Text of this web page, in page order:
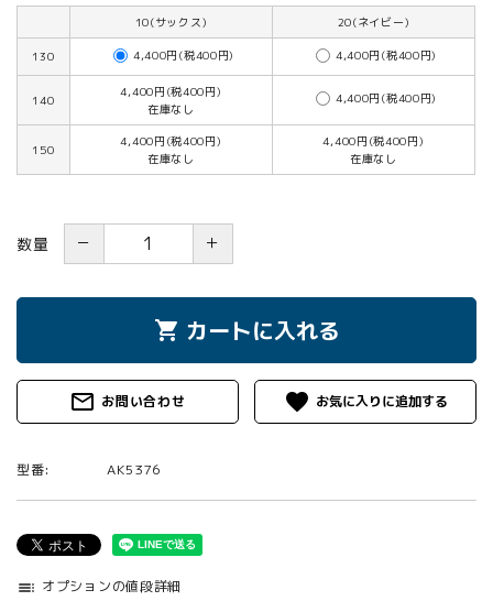
10(サックス) 20(ネイビー)
130 4,400円(税400円) 4,400円(税400円)
140
4,400円(税400円)
在庫なし
4,400円(税400円)
150
4,400円(税400円)
在庫なし
4,400円(税400円)
在庫なし
数量 － ＋
shopping_cart カートに入れる
mail_outline お問い合わせ favorite
型番: AK5376
toc オプションの値段詳細